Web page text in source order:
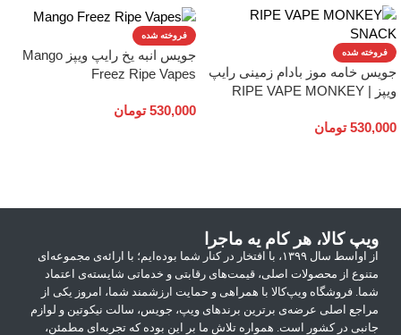
فروخته شده
جویس خامه موز بادام زمینی رایپ
ویپز | RIPE VAPE MONKEY
530,000 تومان
فروخته شده
جویس انبه یخ رایپ ویپز Mango
Freez Ripe Vapes
530,000 تومان
ویپ کالا، هر کام یه ماجرا
از اواسط سال ۱۳۹۹، با افتخار در کنار شما بوده‌ایم؛ با ارائه‌ی مجموعه‌ای
متنوع از محصولات اصلی، قیمت‌های رقابتی و خدماتی شایسته‌ی اعتماد
شما. فروشگاه ویپ‌کالا با همراهی و حمایت ارزشمند شما، امروز یکی از
مراجع اصلی عرضه‌ی برترین برندهای ویپ، جویس، سالت نیکوتین و لوازم
جانبی در کشور است. همواره تلاش ما بر این بوده که تجربه‌ای مطمئن،